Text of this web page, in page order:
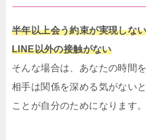
半年以上会う約束が実現しな
LINE以外の接触がない
そんな場合は、あなたの時間
相手は関係を深める気がない
ことが自分のためになります。